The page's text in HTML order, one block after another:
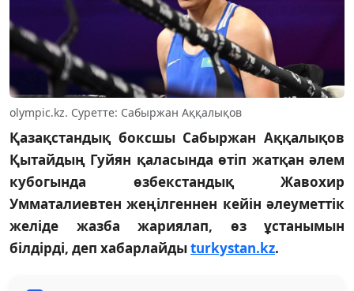
olympic.kz. Суретте: Сабыржан Аққалықов
Қазақстандық боксшы Сабыржан Аққалықов
Қытайдың Гуйян қаласында өтіп жатқан әлем
кубогында өзбекстандық Жавохир
Умматалиевтен жеңілгеннен кейін әлеуметтік
желіде жазба жариялап, өз ұстанымын
білдірді, деп хабарлайдыturkystan.kz.